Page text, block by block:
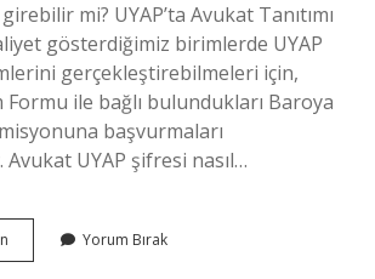
mi? UYAP’ta Avukat Tanıtımı
gösterdiğimiz birimlerde UYAP
gerçekleştirebilmeleri için,
Formu ile bağlı bulundukları Baroya
başvurmaları
UYAP şifresi nasıl…
Devletten
Yorum Bırak